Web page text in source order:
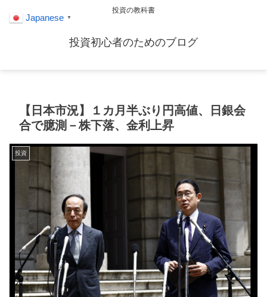
投資の教科書
投資初心者のためのブログ
【日本市況】１カ月半ぶり円高値、日銀会
合で臆測－株下落、金利上昇
投資
Japanese ▼